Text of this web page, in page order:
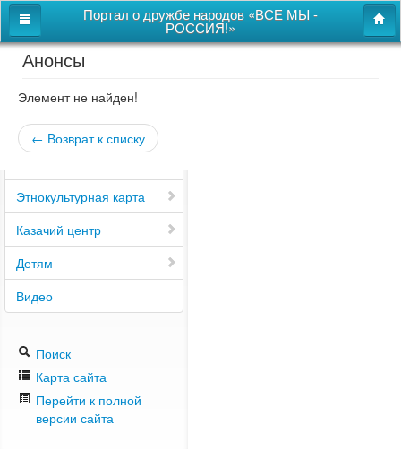
Портал о дружбе народов «ВСЕ МЫ -
РОССИЯ!»
Главная
Дом дружбы народов
Новости
Этнокультурная карта
Казачий центр
Детям
Видео
Поиск
Карта сайта
Перейти к полной
версии сайта
Анонсы
Элемент не найден!
← Возврат к списку